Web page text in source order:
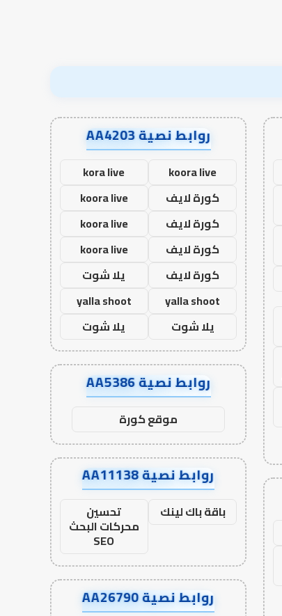
روابط نصية AA4203
koora live
kora live
كورة لايف
koora live
كورة لايف
koora live
كورة لايف
koora live
كورة لايف
يلا شوت
yalla shoot
yalla shoot
يلا شوت
يلا شوت
روابط نصية AA5386
موقع كورة
روابط نصية AA11138
باقة باك لينك تحسين
محركات البحث
SEO
روابط نصية AA26790